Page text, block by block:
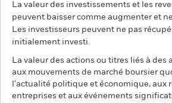
La valeur des investissements et les
peuvent baisser comme augmenter et
Les investisseurs peuvent ne pas
initialement investi.
La valeur des actions ou titres liés à des
aux mouvements de marché boursier
l'actualité politique et économique, aux
entreprises et aux événements